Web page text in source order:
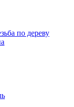
по дереву